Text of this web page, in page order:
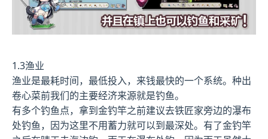
1.3渔业
渔业是最耗时间，最低投入，来钱最快的一个系统。种出
卷心菜前我们的主要经济来源就是钓鱼。
有多个钓鱼点，拿到金钓竿之前建议去铁匠家旁边的瀑布
处钓鱼，因为这里不用蓄力就可以到最深处。有了金钓竿